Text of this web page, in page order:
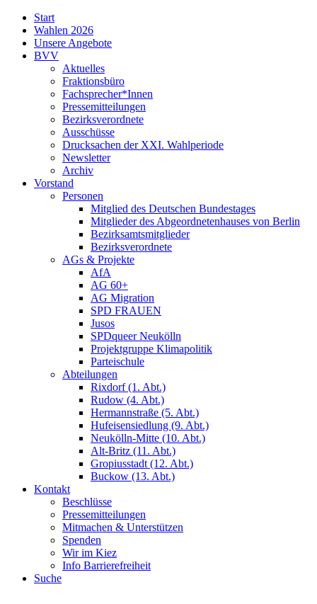
Start
Wahlen 2026
Unsere Angebote
BVV
Aktuelles
Fraktionsbüro
Fachsprecher*Innen
Pressemitteilungen
Bezirksverordnete
Ausschüsse
Drucksachen der XXI. Wahlperiode
Newsletter
Archiv
Vorstand
Personen
Mitglied des Deutschen Bundestages
Mitglieder des Abgeordnetenhauses von Berlin
Bezirksamtsmitglieder
Bezirksverordnete
AGs & Projekte
AfA
AG 60+
AG Migration
SPD FRAUEN
Jusos
SPDqueer Neukölln
Projektgruppe Klimapolitik
Parteischule
Abteilungen
Rixdorf (1. Abt.)
Rudow (4. Abt.)
Hermannstraße (5. Abt.)
Hufeisensiedlung (9. Abt.)
Neukölln-Mitte (10. Abt.)
Alt-Britz (11. Abt.)
Gropiusstadt (12. Abt.)
Buckow (13. Abt.)
Kontakt
Beschlüsse
Pressemitteilungen
Mitmachen & Unterstützen
Spenden
Wir im Kiez
Info Barrierefreiheit
Suche